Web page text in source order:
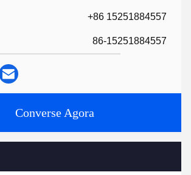
+86 15251884557
86-15251884557
Converse Agora